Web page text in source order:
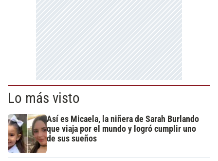
Lo más visto
Así es Micaela, la niñera de Sarah Burlando
que viaja por el mundo y logró cumplir uno
de sus sueños